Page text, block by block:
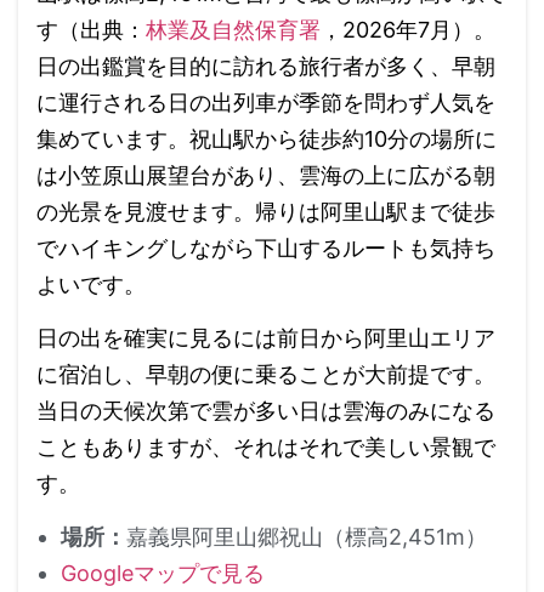
す（出典： 林業及自然保育署 ，2026年7月）。
日の出鑑賞を目的に訪れる旅行者が多く、早朝
に運行される日の出列車が季節を問わず人気を
集めています。祝山駅から徒歩約10分の場所に
は小笠原山展望台があり、雲海の上に広がる朝
の光景を見渡せます。帰りは阿里山駅まで徒歩
でハイキングしながら下山するルートも気持ち
よいです。
日の出を確実に見るには前日から阿里山エリア
に宿泊し、早朝の便に乗ることが大前提です。
当日の天候次第で雲が多い日は雲海のみになる
こともありますが、それはそれで美しい景観で
す。
場所： 嘉義県阿里山郷祝山（標高2,451m）
Googleマップで見る